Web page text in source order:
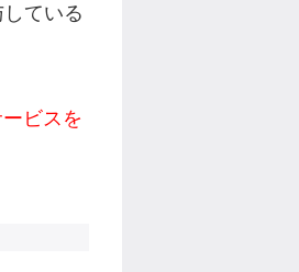
ている
ビスを